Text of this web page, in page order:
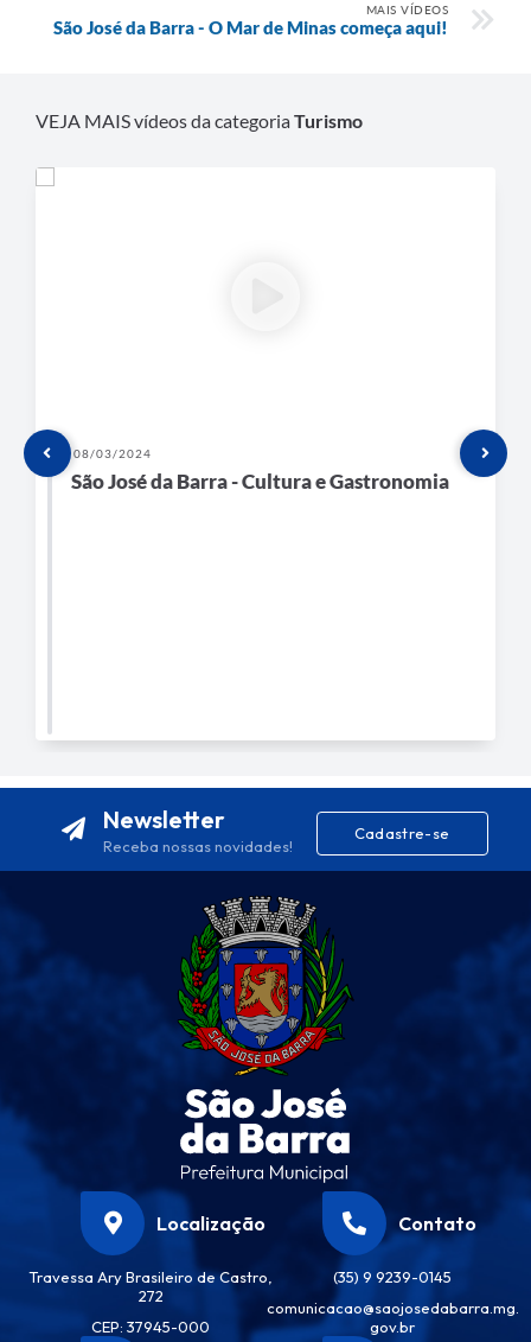
MAIS VÍDEOS
São José da Barra - O Mar de Minas começa aqui!
VEJA MAIS vídeos da categoriaTurismo
08/03/2024
São José da Barra - Cultura e Gastronomia
Newsletter
Receba nossas novidades!
Cadastre-se
Localização
Travessa Ary Brasileiro de Castro,
272
CEP: 37945-000
Contato
(35) 9 9239-0145
comunicacao@saojosedabarra.mg.
gov.br